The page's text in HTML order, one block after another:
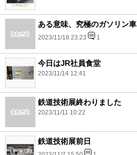
ある意味、究極のガソリン車
2023/11/18 23:23 1
今日はJR社員食堂
2023/11/14 12:41
鉄道技術展終わりました
2023/11/11 10:22
鉄道技術展前日